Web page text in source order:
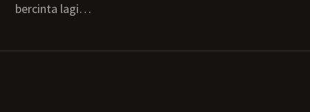
bercinta lagi…